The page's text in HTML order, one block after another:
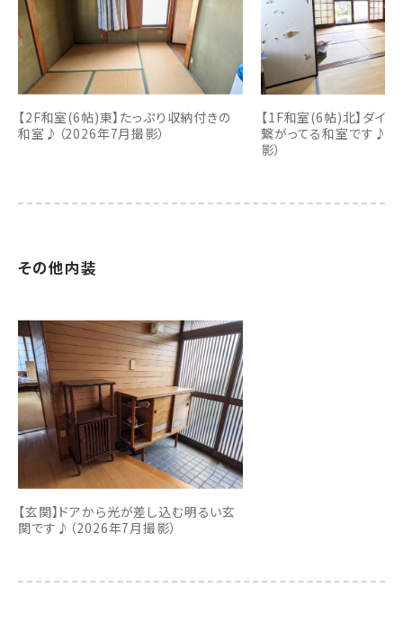
【2F和室(6帖)東】たっぷり収納付きの
和室♪（2026年7月撮影）
【1F和室(6帖)北】ダイ
繋がってる和室です♪
影）
その他内装
【玄関】ドアから光が差し込む明るい玄
関です♪（2026年7月撮影）